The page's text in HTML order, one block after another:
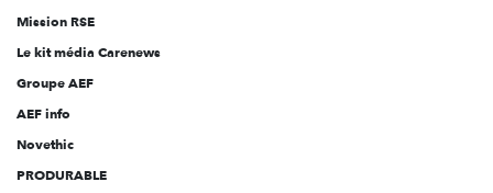
Mission RSE
Le kit média Carenews
Groupe AEF
AEF info
Novethic
PRODURABLE